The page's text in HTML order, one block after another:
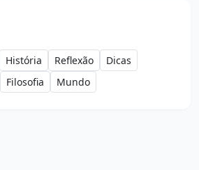
História Reflexão
Dicas
Filosofia Mundo